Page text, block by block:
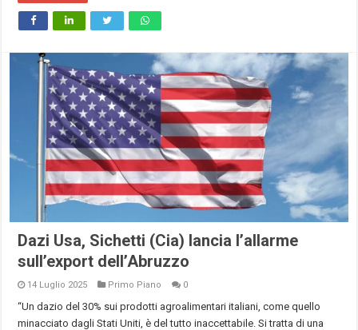
Dazi Usa, Sichetti (Cia) lancia l’allarme
sull’export dell’Abruzzo
14 Luglio 2025 Primo Piano 0
“Un dazio del 30% sui prodotti agroalimentari italiani, come quello
minacciato dagli Stati Uniti, è del tutto inaccettabile. Si tratta di una